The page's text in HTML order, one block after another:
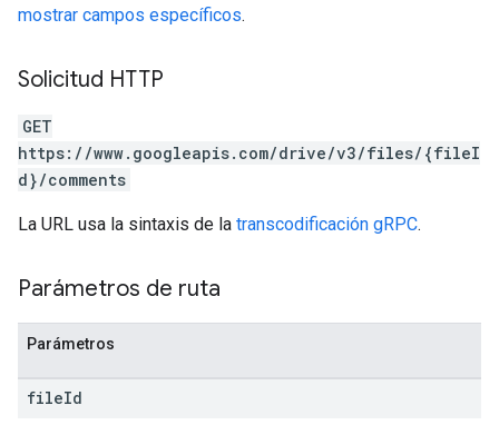
mostrar campos específicos.
Solicitud HTTP
GET
https://www.googleapis.com/drive/v3/files/{fileI
d}/comments
La URL usa la sintaxis de la transcodificación gRPC.
Parámetros de ruta
Parámetros
fileId